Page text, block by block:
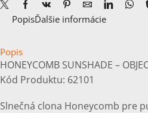
32mm
PopisĎalšie informácie
Popis
HONEYCOMB SUNSHADE –
Kód Produktu: 62101
Slnečná clona Honeycomb pre